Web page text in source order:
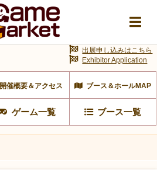
開催概要＆アクセス ブース＆ホールMAP
ゲーム一覧 ブース一覧
出展申し込みはこちら
Exhibitor Application